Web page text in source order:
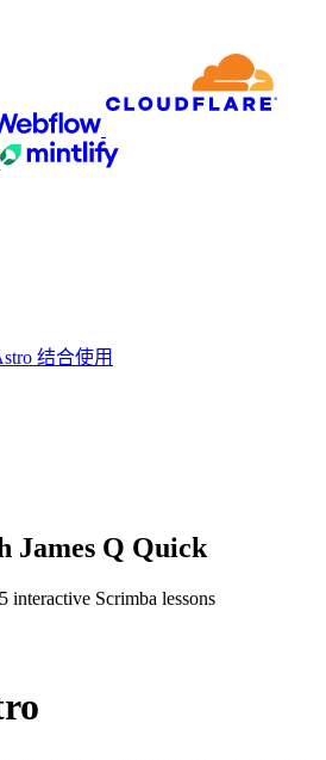
结合使用
James Q Quick
Scrimba lessons